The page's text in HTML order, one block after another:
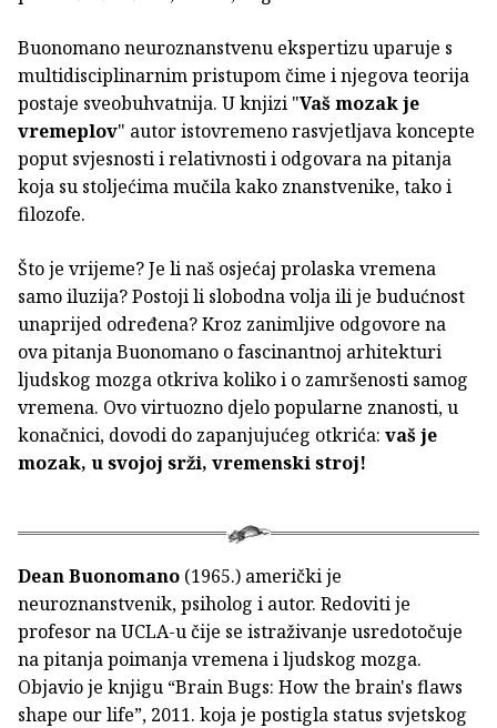
Buonomano neuroznanstvenu ekspertizu uparuje s
multidisciplinarnim pristupom čime i njegova teorija
postaje sveobuhvatnija. U knjizi "Vaš mozak je
vremeplov" autor istovremeno rasvjetljava koncepte
poput svjesnosti i relativnosti i odgovara na pitanja
koja su stoljećima mučila kako znanstvenike, tako i
filozofe.
Što je vrijeme? Je li naš osjećaj prolaska vremena
samo iluzija? Postoji li slobodna volja ili je budućnost
unaprijed određena? Kroz zanimljive odgovore na
ova pitanja Buonomano o fascinantnoj arhitekturi
ljudskog mozga otkriva koliko i o zamršenosti samog
vremena. Ovo virtuozno djelo popularne znanosti, u
konačnici, dovodi do zapanjujućeg otkrića: vaš je
mozak, u svojoj srži, vremenski stroj!
Dean Buonomano (1965.) američki je
neuroznanstvenik, psiholog i autor. Redoviti je
profesor na UCLA-u čije se istraživanje usredotočuje
na pitanja poimanja vremena i ljudskog mozga.
Objavio je knjigu “Brain Bugs: How the brain's flaws
shape our life”, 2011. koja je postigla status svjetskog